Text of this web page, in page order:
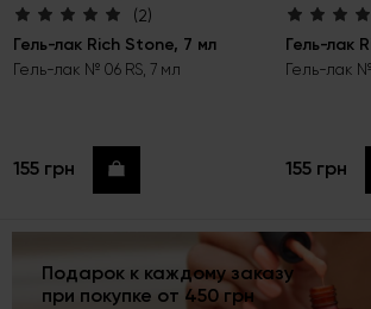
(2)
Гель-лак Rich Stone, 7 мл
Гель-лак № 06 RS, 7 мл
155 грн Купить
Гель-лак
Гель-лак №
155 грн
Подарок к каждому заказу
при покупке от 450 грн